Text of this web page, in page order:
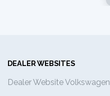
DEALER WEBSITES
Dealer Website Volkswagen